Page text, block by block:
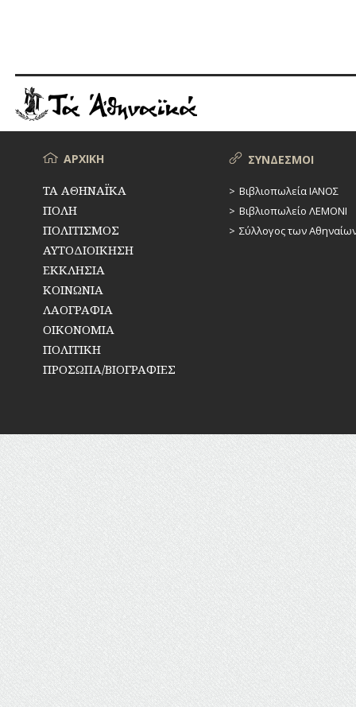
ΜενούΑΡΧΙΚΗ
ΤΑ ΑΘΗΝΑΪΚΑ
ΠΟΛΗ
ΠΟΛΙΤΙΣΜΟΣ
ΑΥΤΟΔΙΟΙΚΗΣΗ
ΕΚΚΛΗΣΙΑ
ΚΟΙΝΩΝΙΑ
ΛΑΟΓΡΑΦΙΑ
ΟΙΚΟΝΟΜΙΑ
ΠΟΛΙΤΙΚΗ
ΠΡΟΣΩΠΑ/ΒΙΟΓΡΑΦΙΕΣ
ΣΥΝΔΕΣΜΟΙ
Βιβλιοπωλεία ΙΑΝΟΣ
Βιβλιοπωλείο ΛΕΜΟΝΙ
Σύλλογος των